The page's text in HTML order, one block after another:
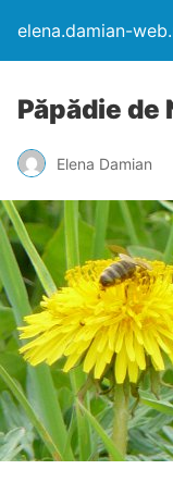
elena.damian-
Păpădie de
Elena Damian